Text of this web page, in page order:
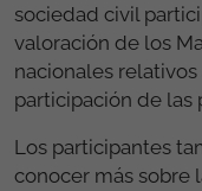
sociedad civil
valoración de los
nacionales
participación de las
Los participantes
conocer más sobre